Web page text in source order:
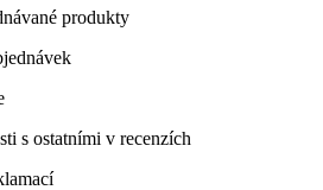
produkty
s ostatními v recenzích